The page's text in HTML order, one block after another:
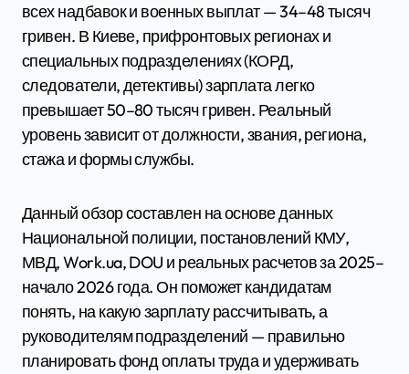
всех надбавок и военных выплат — 34–48 тысяч
гривен. В Киеве, прифронтовых регионах и
специальных подразделениях (КОРД,
следователи, детективы) зарплата легко
превышает 50–80 тысяч гривен. Реальный
уровень зависит от должности, звания, региона,
стажа и формы службы.
Данный обзор составлен на основе данных
Национальной полиции, постановлений КМУ,
МВД, Work.ua, DOU и реальных расчетов за 2025–
начало 2026 года. Он поможет кандидатам
понять, на какую зарплату рассчитывать, а
руководителям подразделений — правильно
планировать фонд оплаты труда и удерживать